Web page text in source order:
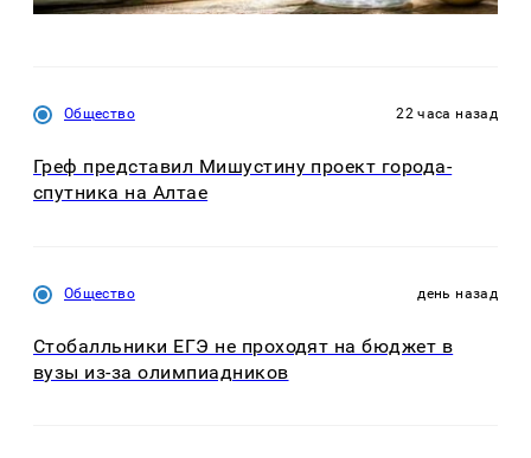
Общество 22 часа назад
Греф представил Мишустину проект города-
спутника на Алтае
Общество день назад
Стобалльники ЕГЭ не проходят на бюджет в
вузы из-за олимпиадников